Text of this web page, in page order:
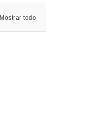
Mostrar todo